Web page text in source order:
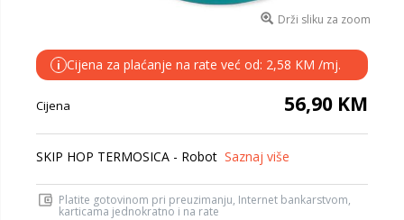
Drži sliku za zoom
i Cijena za plaćanje na rate već od: 2,58 KM /mj.
Cijena 56,90 KM
SKIP HOP TERMOSICA - Robot Saznaj više
Platite gotovinom pri preuzimanju, Internet bankarstvom,
karticama jednokratno i na rate